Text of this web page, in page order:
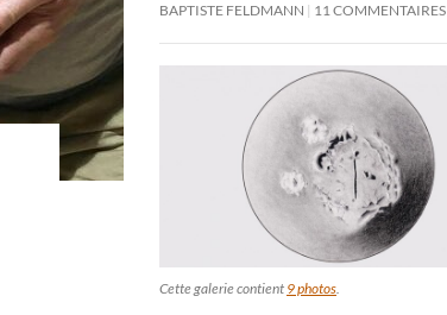
BAPTISTE FELDMANN
11 COMMENTAIRES
Cette galerie contient 9 photos